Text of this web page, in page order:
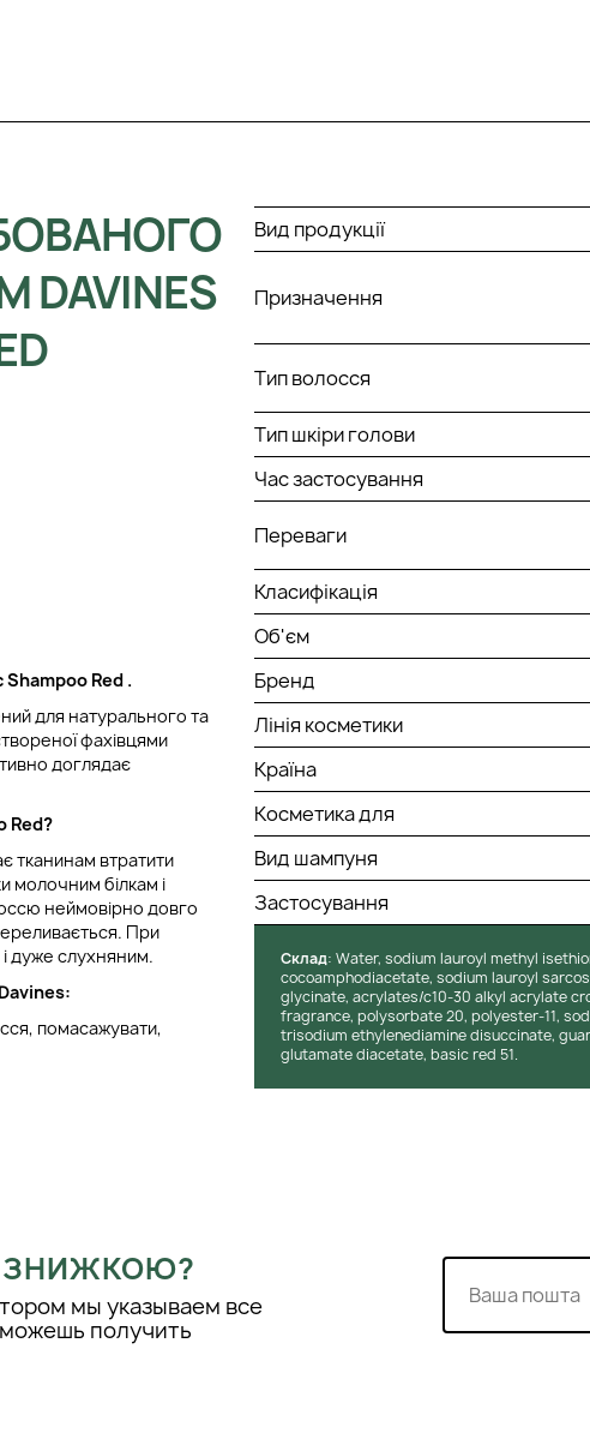
Red .
для натурального та
фахівцями
доглядає
Red?
тканинам втратити
молочним білкам і
неймовірно довго
При
дуже слухняним.
Davines:
помасажувати,
Вид продукції
Призначення
Тип волосся
Тип шкіри голови
Час застосування
Переваги
Класифікація
Об'єм
Бренд
Лінія косметики
Країна
Косметика для
Вид шампуня
Застосування
Cклад: Water, sodium lauroyl methyl
cocoamphodiacetate, sodium lauroyl
glycinate, acrylates/c10-30 alkyl acrylate
fragrance, polysorbate 20, polyester-11,
trisodium ethylenediamine disuccinate,
glutamate diacetate, basic red 51.
ЗНИЖКОЮ?
мы указываем все
получить